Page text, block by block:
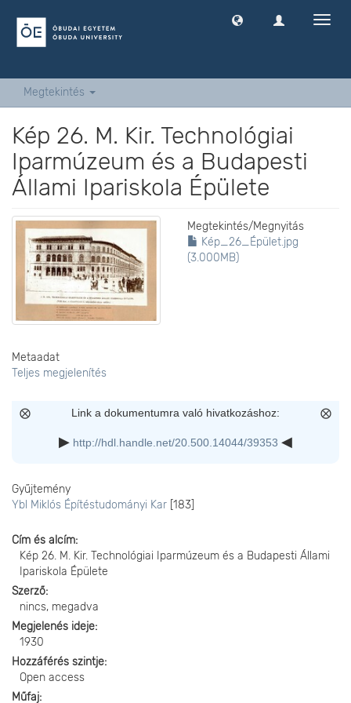
Megtekintés
Kép 26. M. Kir. Technológiai
Iparmúzeum és a Budapesti
Állami Ipariskola Épülete
Megtekintés/Megnyitás
Kép_26_Épület.jpg
(3.000MB)
Metaadat
Teljes megjelenítés
Link a dokumentumra való hivatkozáshoz:
http://hdl.handle.net/20.500.14044/39353
Gyűjtemény
Ybl Miklós Építéstudományi Kar [183]
Cím és alcím
Kép 26. M. Kir. Technológiai Iparmúzeum és a Budapesti Állami
Ipariskola Épülete
Szerző
nincs, megadva
Megjelenés ideje
1930
Hozzáférés szintje
Open access
Műfaj